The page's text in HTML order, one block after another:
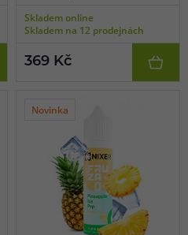
osvěžující pocit díky šťavnaté
mandarince doplněné o
svěžího ananasu. Tuhle příchuť
Skladem online
Skladem na 12 prodejnách
369 Kč
Novinka